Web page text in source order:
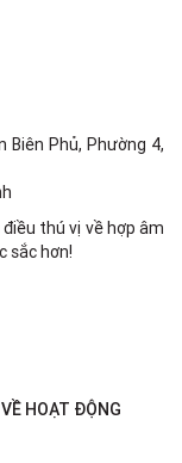
Phủ, Phường 4,
thú vị về hợp âm
sắc hơn!
HOẠT ĐỘNG